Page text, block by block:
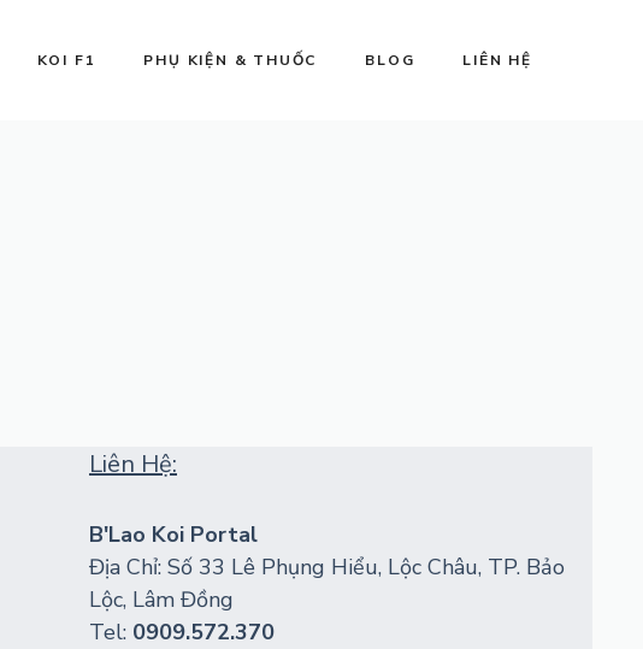
KOI F1 PHỤ KIỆN & THUỐC BLOG LIÊN HỆ
Liên Hệ:
B'Lao Koi Portal
Địa Chỉ: Số 33 Lê Phụng Hiểu, Lộc Châu, TP. Bảo
Lộc, Lâm Đồng
Tel: 0909.572.370